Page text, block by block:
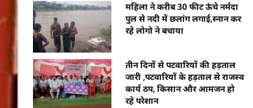
महिला ने करीब 30 फीट ऊंचे नर्मदा
पुल से नदी में छलांग लगाई,स्नान कर
रहे लोगो ने बचाया
तीन दिनों से पटवारियों की हड़ताल
जारी ,पटवारियों के हड़ताल से राजस्व
कार्य ठप, किसान और आमजन हो
रहे परेशान